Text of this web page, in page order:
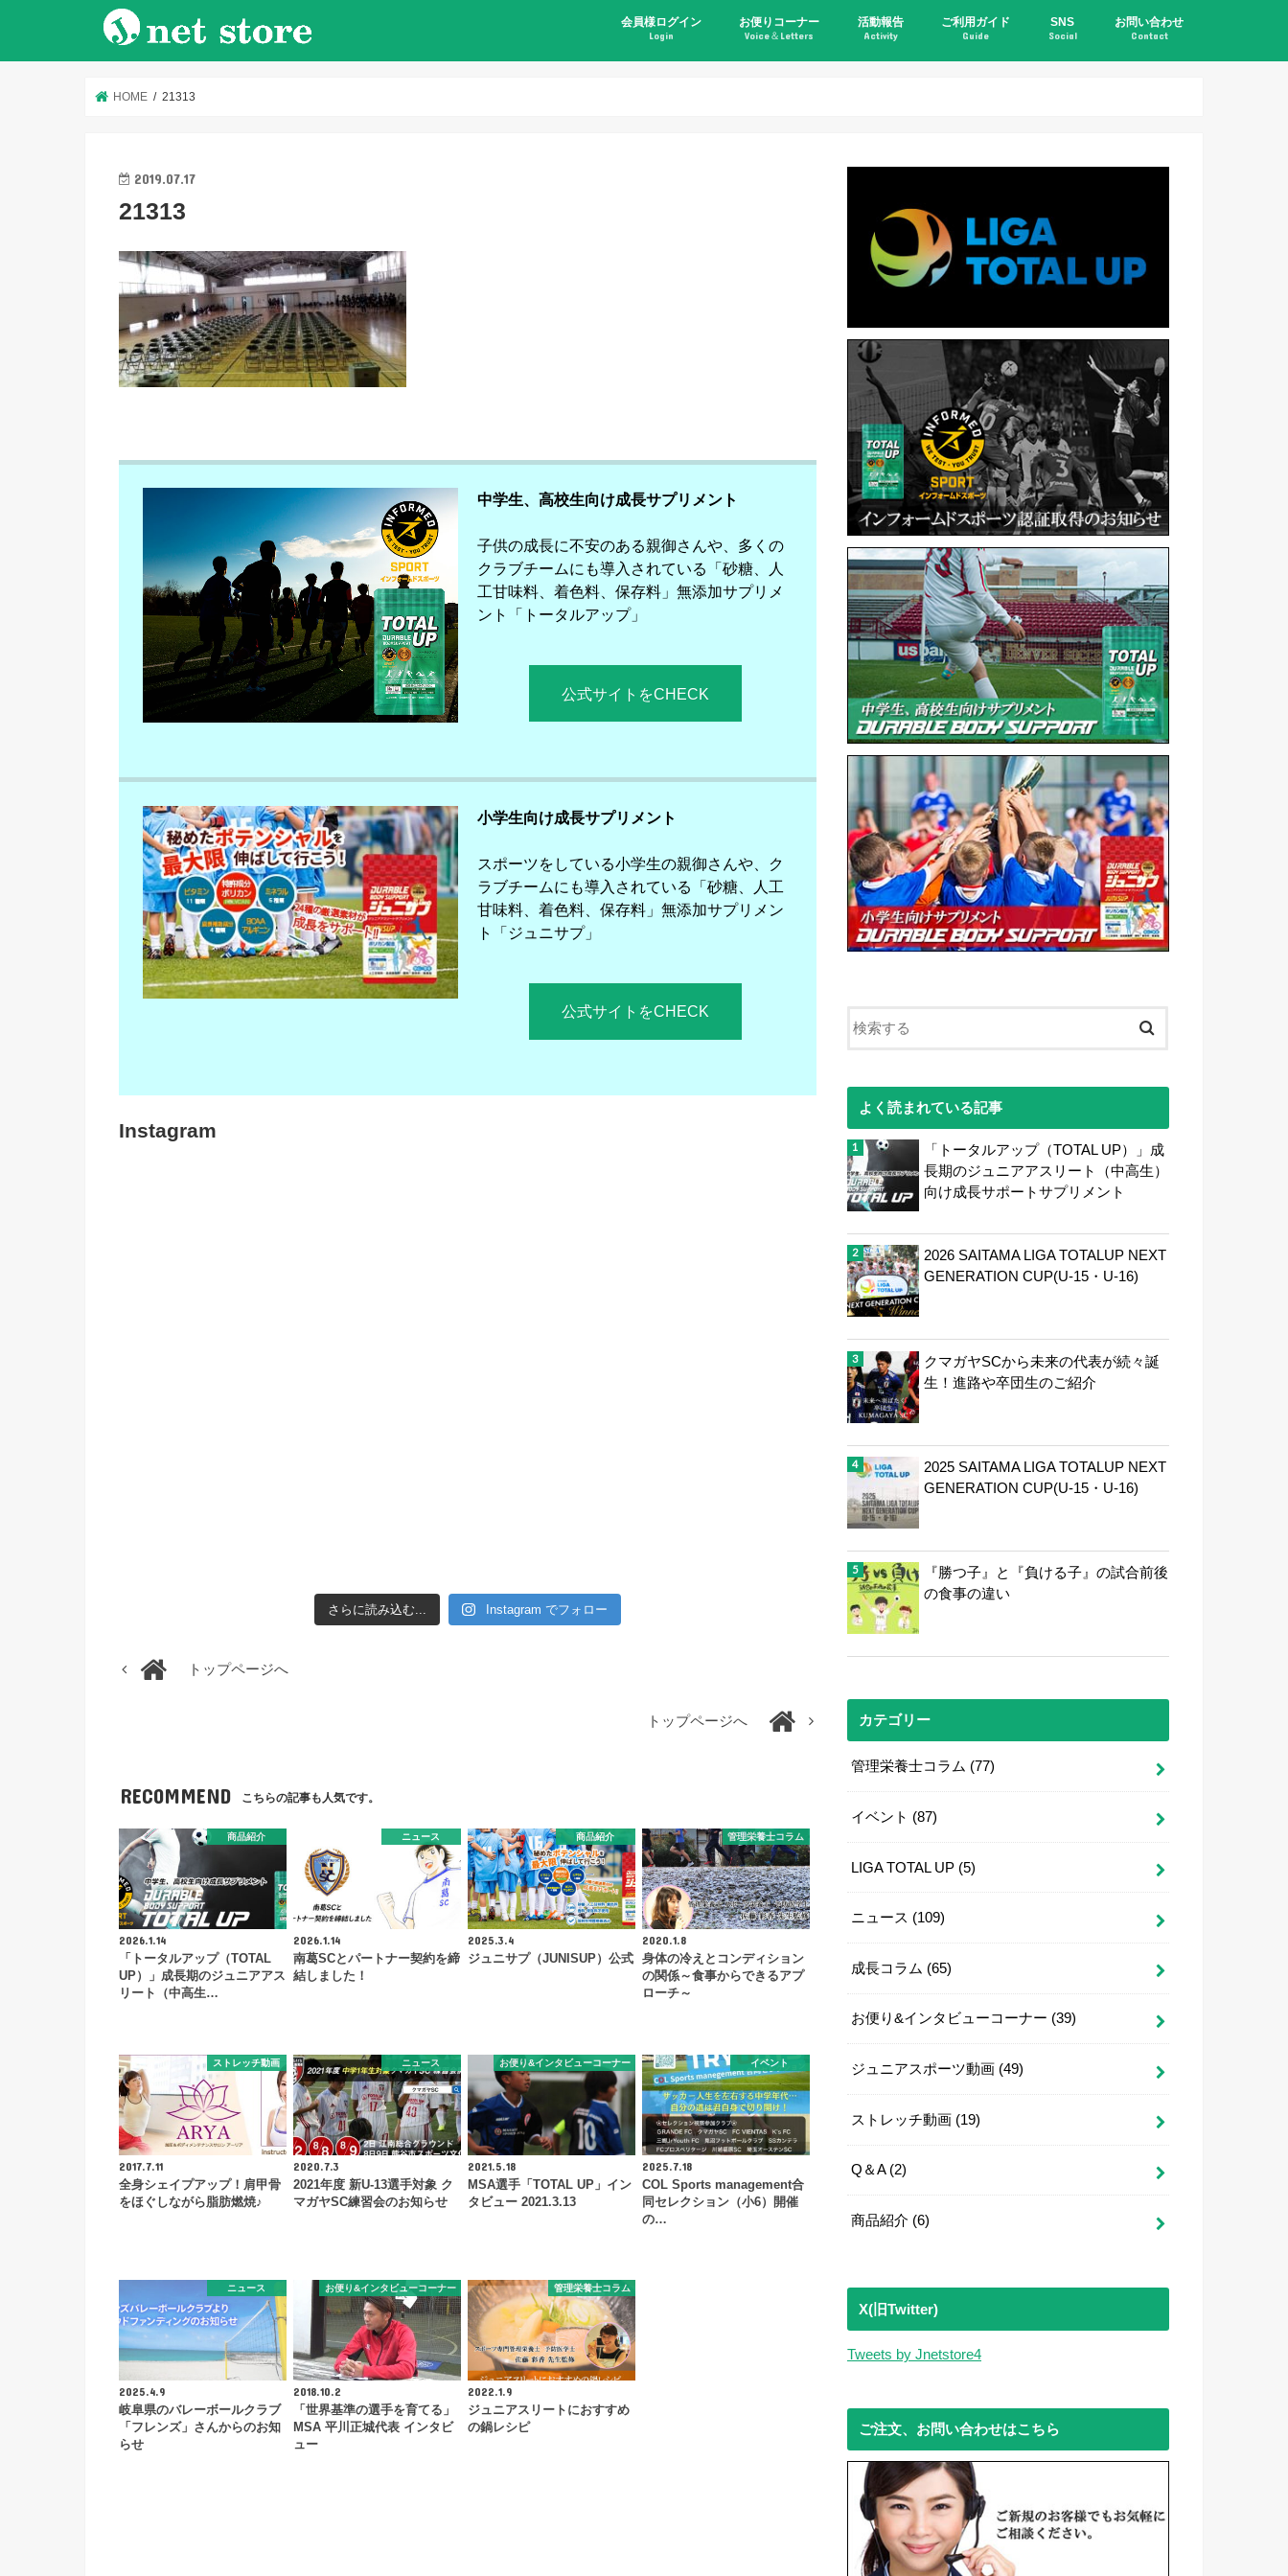
会員様ログイン
Login
お便りコーナー
Voice＆Letters
活動報告
Activity
ご利用ガイド
Guide
SNS
Social
お問い合わせ
Contact
HOME 21313
2019.07.17
21313
中学生、高校生向け成長サプリメント
子供の成長に不安のある親御さんや、多くの
クラブチームにも導入されている「砂糖、人
工甘味料、着色料、保存料」無添加サプリメ
ント「トータルアップ」
公式サイトをCHECK
小学生向け成長サプリメント
スポーツをしている小学生の親御さんや、ク
ラブチームにも導入されている「砂糖、人工
甘味料、着色料、保存料」無添加サプリメン
ト「ジュニサプ」
公式サイトをCHECK
Instagram
さらに読み込む... Instagram でフォロー
トップページへ
トップページへ
RECOMMEND こちらの記事も人気です。
商品紹介
2026.1.14
「トータルアップ（TOTAL
UP）」成長期のジュニアアス
リート（中高生…
ニュース
2026.1.14
南葛SCとパートナー契約を締
結しました！
商品紹介
2025.3.4
ジュニサプ（JUNISUP）公式
管理栄養士コラム
2020.1.8
身体の冷えとコンディション
の関係～食事からできるアプ
ローチ～
ストレッチ動画
2017.7.11
全身シェイプアップ！肩甲骨
をほぐしながら脂肪燃焼♪
ニュース
2020.7.3
2021年度 新U-13選手対象 ク
マガヤSC練習会のお知らせ
お便り&インタビューコーナー
2021.5.18
MSA選手「TOTAL UP」イン
タビュー 2021.3.13
イベント
2025.7.18
COL Sports management合
同セレクション（小6）開催
の…
ニュース
2025.4.9
岐阜県のバレーボールクラブ
「フレンズ」さんからのお知
らせ
お便り&インタビューコーナー
2018.10.2
「世界基準の選手を育てる」
MSA 平川正城代表 インタビ
ュー
管理栄養士コラム
2022.1.9
ジュニアスリートにおすすめ
の鍋レシピ
よく読まれている記事
「トータルアップ（TOTAL UP）」成
長期のジュニアアスリート（中高生）
向け成長サポートサプリメント
2026 SAITAMA LIGA TOTALUP NEXT
GENERATION CUP(U-15・U-16)
クマガヤSCから未来の代表が続々誕
生！進路や卒団生のご紹介
2025 SAITAMA LIGA TOTALUP NEXT
GENERATION CUP(U-15・U-16)
『勝つ子』と『負ける子』の試合前後
の食事の違い
カテゴリー
管理栄養士コラム (77)
イベント (87)
LIGA TOTAL UP (5)
ニュース (109)
成長コラム (65)
お便り&インタビューコーナー (39)
ジュニアスポーツ動画 (49)
ストレッチ動画 (19)
Q＆A (2)
商品紹介 (6)
X(旧Twitter)
Tweets by Jnetstore4
ご注文、お問い合わせはこちら